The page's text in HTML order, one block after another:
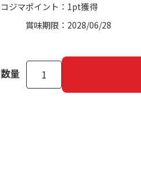
コジマポイント： 1pt獲得
賞味期限： 2028/06/28
数量